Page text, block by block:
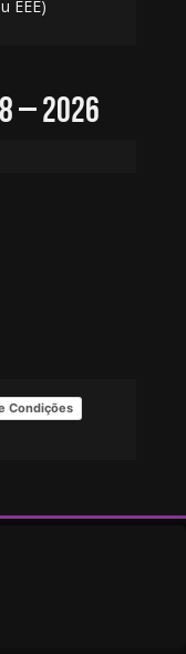
EEE)
– 2026
Condições